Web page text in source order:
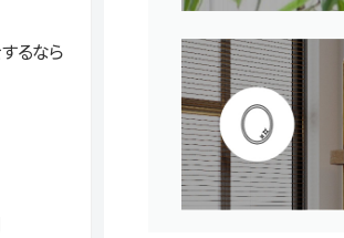
るなら